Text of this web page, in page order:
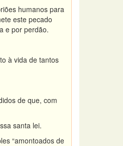
humanos para
este pecado
e por perdão.
à vida de tantos
de que, com
santa lei.
“amontoados de